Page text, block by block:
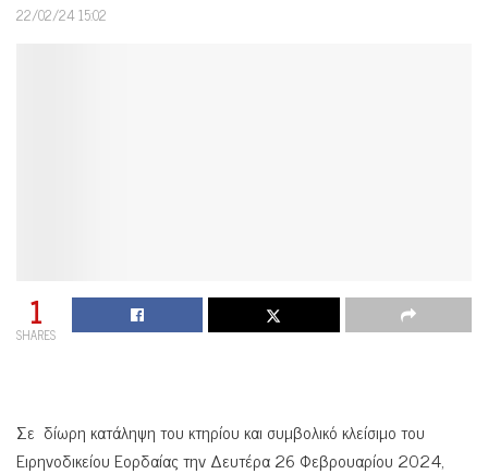
22/02/24 15:02
1
SHARES
Σε δίωρη κατάληψη του κτηρίου και συμβολικό κλείσιμο του
Ειρηνοδικείου Εορδαίας την Δευτέρα 26 Φεβρουαρίου 2024,